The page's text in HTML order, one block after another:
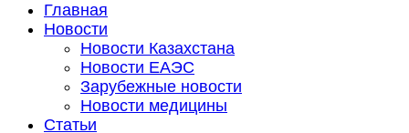
Главная
Новости
Новости Казахстана
Новости ЕАЭС
Зарубежные новости
Новости медицины
Статьи